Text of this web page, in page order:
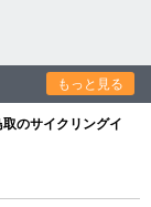
もっと見る
のサイクリングイ